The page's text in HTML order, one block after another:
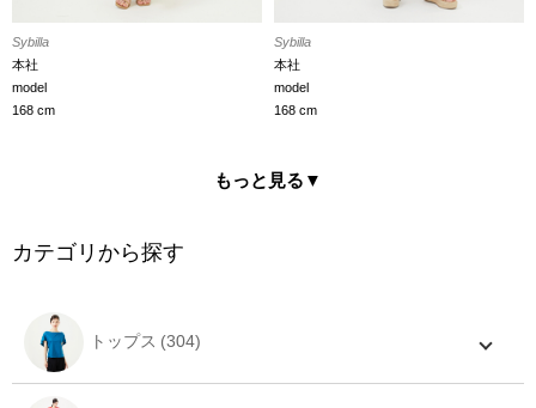
Sybilla
本社
model
168 cm
Sybilla
本社
model
168 cm
もっと見る▼
カテゴリから探す
トップス